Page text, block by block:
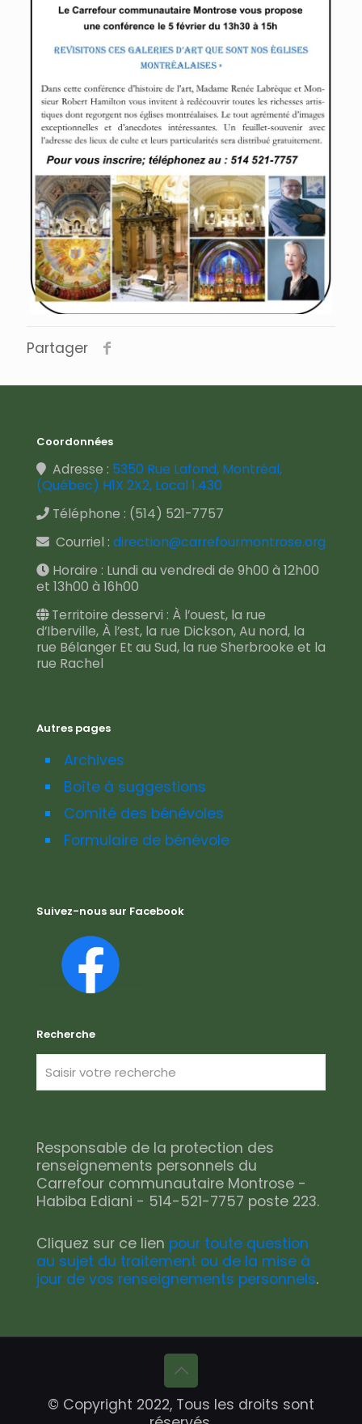
Partager
Coordonnées
Adresse : 5350 Rue Lafond, Montréal,
(Québec) H1X 2X2, Local 1.430
Téléphone : (514) 521-7757
Courriel : direction@carrefourmontrose.org
Horaire : Lundi au vendredi de 9h00 à 12h00
et 13h00 à 16h00
Territoire desservi : À l’ouest, la rue
d’Iberville, À l’est, la rue Dickson, Au nord, la
rue Bélanger Et au Sud, la rue Sherbrooke et la
rue Rachel
Autres pages
Archives
Boîte à suggestions
Comité des bénévoles
Formulaire de bénévole
Suivez-nous sur Facebook
Recherche
Responsable de la protection des
renseignements personnels du
Carrefour communautaire Montrose -
Habiba Ediani - 514-521-7757 poste 223.
Cliquez sur ce lien pour toute question
au sujet du traitement ou de la mise à
jour de vos renseignements personnels.
© Copyright 2022, Tous les droits sont